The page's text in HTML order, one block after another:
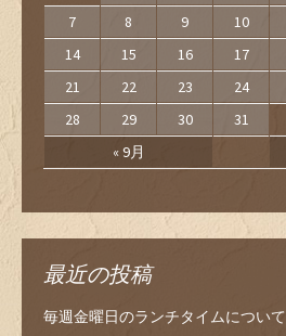
« 9月
7
8 9 10
14
15 16 17
21
22 23 24
28
29 30 31
最近の投稿
毎週金曜日のランチタイムについて